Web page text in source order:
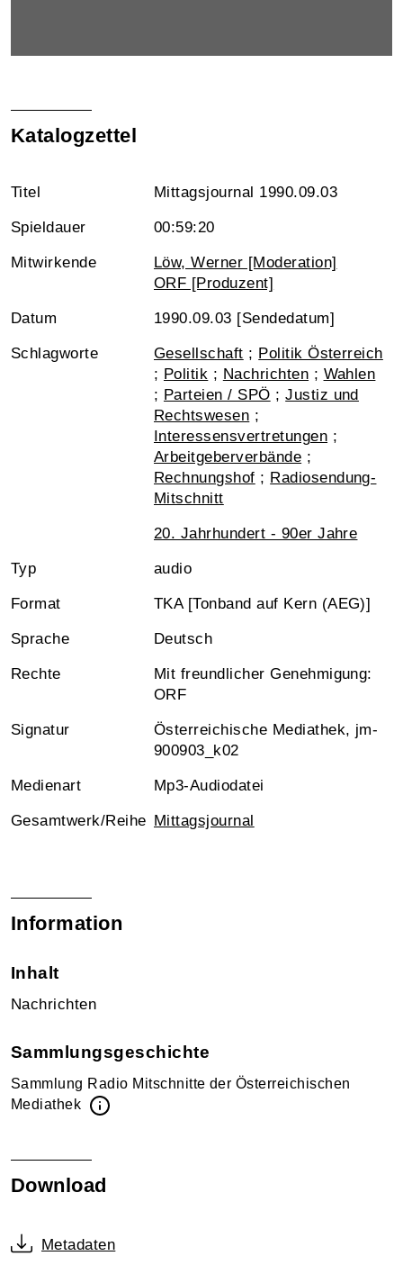
Katalogzettel
Titel Mittagsjournal 1990.09.03
Spieldauer 00:59:20
Mitwirkende
Löw, Werner [Moderation]
ORF [Produzent]
Datum 1990.09.03 [Sendedatum]
Schlagworte Gesellschaft ; Politik Österreich
; Politik ; Nachrichten ; Wahlen
; Parteien / SPÖ ;Justiz und
Rechtswesen ;
Interessensvertretungen ;
Arbeitgeberverbände ;
Rechnungshof ; Radiosendung-
Mitschnitt
20. Jahrhundert - 90er Jahre
Typ audio
Format TKA [Tonband auf Kern (AEG)]
Sprache Deutsch
Rechte
Mit freundlicher Genehmigung:
ORF
Signatur
Österreichische Mediathek, jm-
900903_k02
Medienart Mp3-Audiodatei
Gesamtwerk/Reihe Mittagsjournal
Information
Inhalt
Nachrichten
Sammlungsgeschichte
Sammlung Radio Mitschnitte der Österreichischen
Mediathek
Download
Metadaten